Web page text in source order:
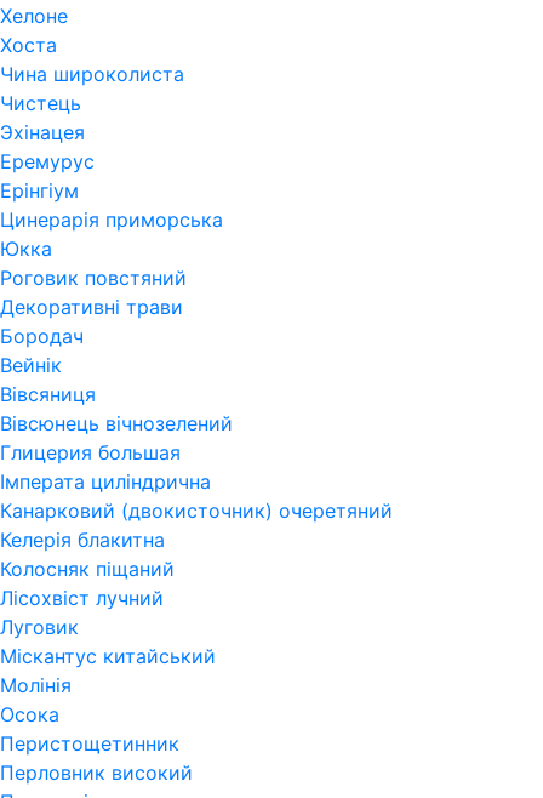
Хелоне
Хоста
Чина широколиста
Чистець
Эхінацея
Еремурус
Ерінгіум
Цинерарія приморська
Юкка
Роговик повстяний
Декоративні трави
Бородач
Вейнік
Вівсяниця
Вівсюнець вічнозелений
Глицерия большая
Імперата циліндрична
Канарковий (двокисточник) очеретяний
Келерія блакитна
Колосняк піщаний
Лісохвіст лучний
Луговик
Міскантус китайський
Молінія
Осока
Перистощетинник
Перловник високий